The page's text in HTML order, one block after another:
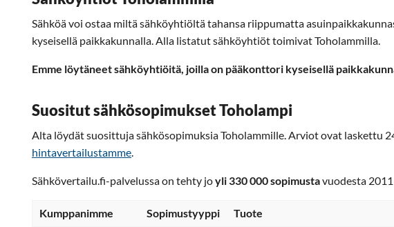
Sähköä voi ostaa miltä sähköyhtiöltä tahansa riippumatta
kyseisellä paikkakunnalla. Alla listatut sähköyhtiöt toimivat Toholammilla.
Emme löytäneet sähköyhtiöitä, joilla on pääkonttori kyseisellä
Suositut sähkösopimukset Toholampi
Alta löydät suosittuja sähkösopimuksia Toholammille. Arviot ovat laskettu
hintavertailustamme
Sähkövertailu.fi-palvelussa on tehty joyli 330 000 sopimustavuodesta 2011
Kumppanimme Sopimustyyppi Tuote